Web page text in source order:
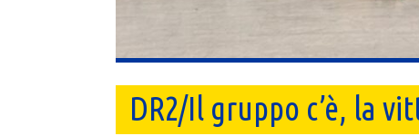
DR2/Il gruppo c’è, la